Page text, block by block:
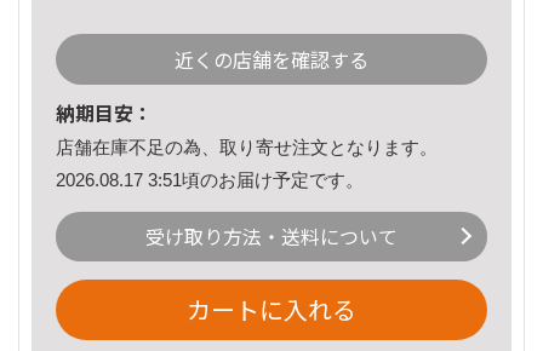
近くの店舗を確認する
納期目安：
店舗在庫不足の為、取り寄せ注文となります。
2026.08.17 3:51頃のお届け予定です。
受け取り方法・送料について
カートに入れる